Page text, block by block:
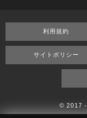
利用規約
サイトポリシー
© 2017 -